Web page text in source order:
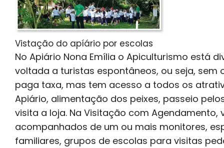
Vistação do apíário por escolas
No Apiário Nona Emília o Apiculturismo está
voltada a turistas espontâneos, ou seja,
paga taxa, mas tem acesso a todos os
Apiário, alimentação dos peixes, passeio
visita a loja. Na Visitação com
acompanhados de um ou mais monitores,
familiares, grupos de escolas para visitas